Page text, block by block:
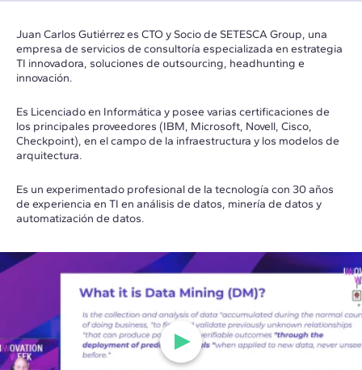
Juan Carlos Gutiérrez es CTO y Socio de SETESCA Group, una
empresa de servicios de consultoría especializada en estrategia
TI innovadora, soluciones de outsourcing, headhunting e
innovación.
Es Licenciado en Informática y posee varias certificaciones de
los principales proveedores (IBM, Microsoft, Novell, Cisco,
Checkpoint), en el campo de la infraestructura y los modelos de
arquitectura.
Es un experimentado profesional de la tecnología con 30 años
de experiencia en TI en análisis de datos, minería de datos y
automatización de datos.